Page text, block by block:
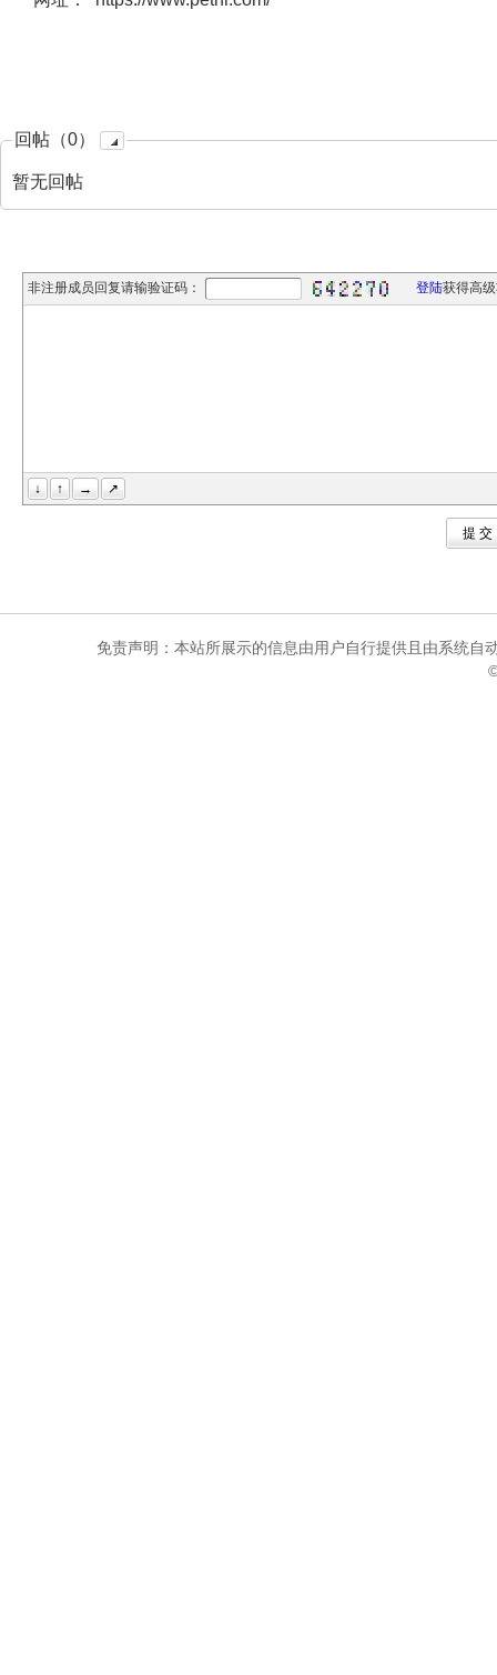
回帖（0）
暂无回帖
非注册成员回复请输验证码： 登陆获得高
↓ ↑ → ↗
提
免责声明：本站所展示的信息由用户自行提供且由系统